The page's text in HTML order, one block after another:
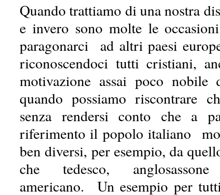
Quando trattiamo di una nostra
e invero sono molte le
paragonarci ad altri paesi
riconoscendoci tutti cristiani,
motivazione assai poco nobile
quando possiamo riscontrare
senza rendersi conto che a
riferimento il popolo italiano
ben diversi, per esempio, da
che tedesco,
americano. Un esempio per